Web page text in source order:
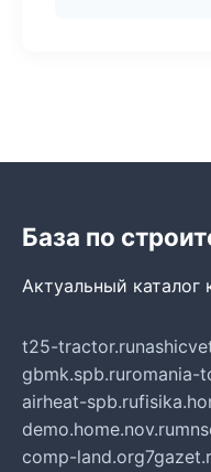
База по
Актуальный
t25-tractor.ru
gbmk.spb.ruromania-
airheat-spb.ru
demo.home.nov.ru
comp-land.org